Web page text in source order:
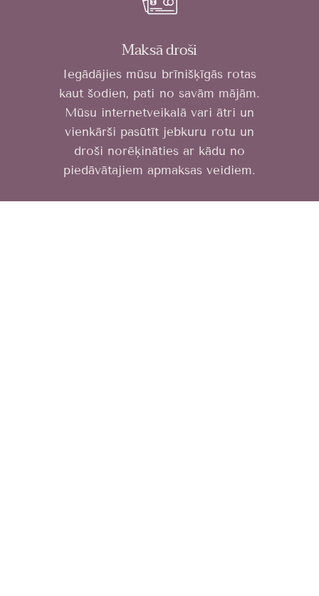
Maksā droši
Iegādājies mūsu brīnišķīgās rotas
kaut šodien, pati no savām mājām.
Mūsu internetveikalā vari ātri un
vienkārši pasūtīt jebkuru rotu un
droši norēķināties ar kādu no
piedāvātajiem apmaksas veidiem.